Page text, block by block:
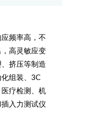
频率高，不
高灵敏应变
挤压等制造
组装、3C
疗检测、机
入力测试仪